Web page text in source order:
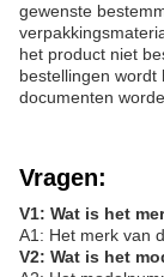
gewenste
het product niet
bestellingen wordt
documenten
Vragen:
V1: Wat is het
A1: Het merk van
V2: Wat is het